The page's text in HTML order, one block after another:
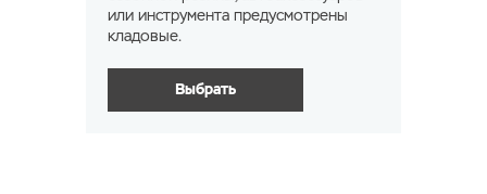
или инструмента предусмотрены
кладовые.
Выбрать